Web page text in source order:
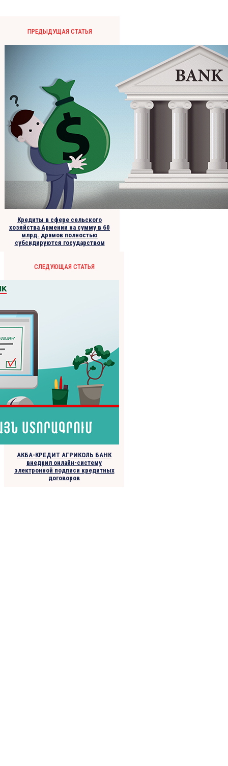
ПРЕДЫДУЩАЯ СТАТЬЯ
Кредиты в сфере сельского
хозяйства Армении на сумму в 60
млрд. драмов полностью
субсидируются государством
СЛЕДУЮЩАЯ СТАТЬЯ
АКБА-КРЕДИТ АГРИКОЛЬ БАНК
внедрил онлайн-систему
электронной подписи кредитных
договоров